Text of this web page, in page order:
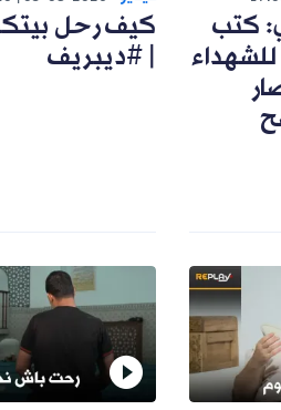
كيف رحل بيتكوفيتش؟
| #ديبريف